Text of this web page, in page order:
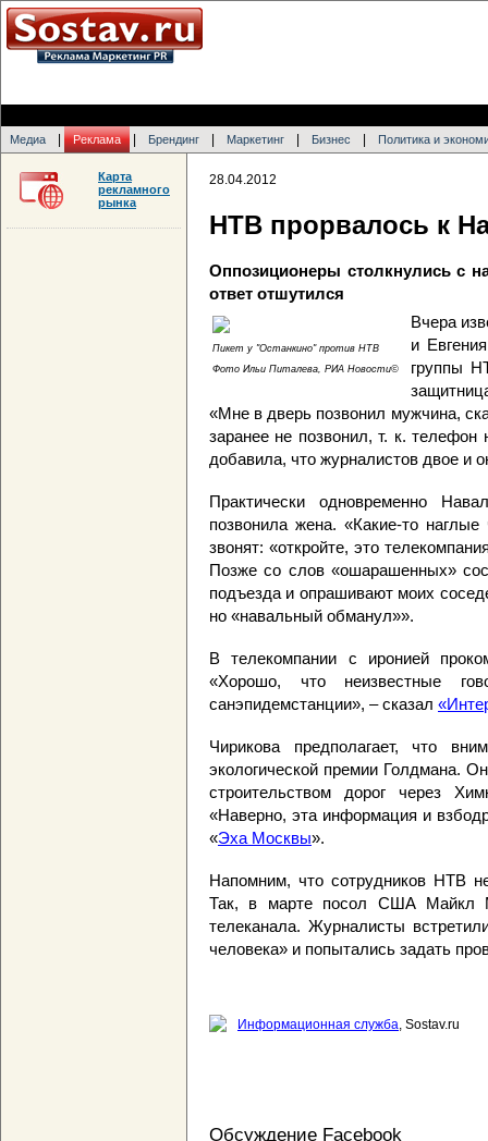
Медиа Реклама Брендинг Маркетинг Бизнес Политика и
28.04.2012
НТВ прорвалось к
Оппозиционеры столкнулись с
ответ отшутился
Пикет у "Останкино" против НТВ
Фото Ильи Питалева, РИА Новости©
Вчера
и
группы
«Мне в дверь позвонил мужчина,
заранее не позвонил, т. к.
добавила, что журналистов двое и
Практически одновременно
позвонила жена. «Какие-то
звонят: «откройте, это
Позже со слов «ошарашенных»
подъезда и опрашивают моих
но «навальный обманул»».
В телекомпании с иронией
«Хорошо, что неизвестные
санэпидемстанции», – сказал
Чирикова предполагает, что
экологической премии Голдмана.
строительством дорог через
«Наверно, эта информация и
«Эха Москвы».
Напомним, что сотрудников НТВ
Так, в марте посол США
телеканала. Журналисты
человека» и попытались задать
Информационная служба, Sostav.ru
Обсуждение Facebook
Карта
рекламного
рынка